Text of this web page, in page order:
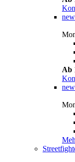
new
Ab
new